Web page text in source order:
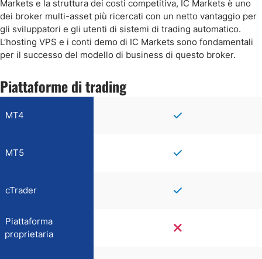
Markets e la struttura dei costi competitiva, IC Markets è uno
dei broker multi-asset più ricercati con un netto vantaggio per
gli sviluppatori e gli utenti di sistemi di trading automatico.
L’hosting VPS e i conti demo di IC Markets sono fondamentali
per il successo del modello di business di questo broker.
Piattaforme di trading
MT4
MT5
cTrader
Piattaforma
proprietaria